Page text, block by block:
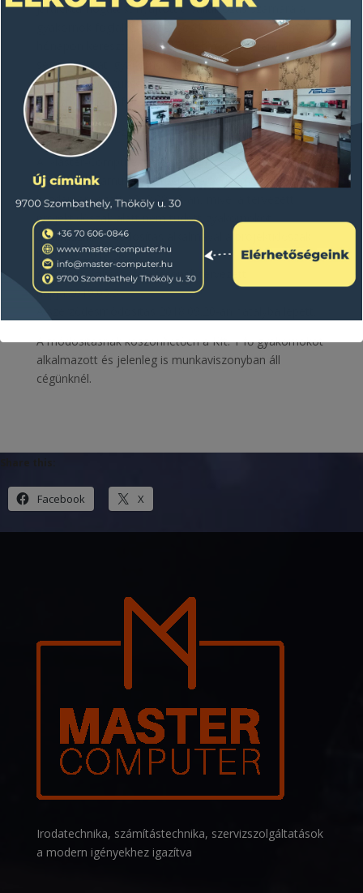
járuléktámogatást nyújtott a vállalkozás számára a
gyakornok foglalkoztatásához kapcsolódóan kilenc
hónapon keresztül, másrészt lehetőséget teremtett a
segítő vállalati gyakornoki kapcsolattartó tevékenység
ellátására és szükség esetén az új munkahely tárgyi és
infrastrukturális feltételeinek kialakítására is.
A projekt befejezési dátuma: 2018.11.01.
A Master-Computer Kft. a GINOP-5.2.4-16-2017-02081
azonosítószámú projektben szerződésmódosítást
kezdeményezett 2018.08.23-án, mivel a tervezett
projektidőszak alatt nem tudott gyakornokot
alkalmazni. A módosítás alkalmával a projektidőszak
kezdete: 2018.08.27.
A projekt fizikai befejezésének tervezett
napja:2019.05.31.
A szerződésmódosítás 2018.09.20-án hatályba lépett.
A módosításnak köszönhetően a Kft. 1 fő gyakornokot
alkalmazott és jelenleg is munkaviszonyban áll
cégünknél.
Facebook X
Irodatechnika, számítástechnika, szervizszolgáltatások
a modern igényekhez igazítva